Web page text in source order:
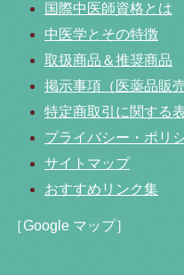
国際中医師資格とは
中医学とその特徴
取扱商品＆推奨商品
掲示事項（医薬品販
特定商取引に関する
プライバシー・ポリ
サイトマップ
おすすめリンク集
［Google マップ］